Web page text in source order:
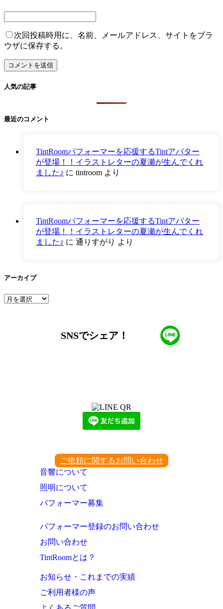
次回投稿時用に、名前、メールアドレス、サイトをブラ
ウザに保存する。
人気の記事
最近のコメント
TintRoomパフォーマーを応援するTintアバター
が登場！！イラストレターの夏瀬が生んでくれ
ました♪ に tintroom より
TintRoomパフォーマーを応援するTintアバター
が登場！！イラストレターの夏瀬が生んでくれ
ました♪ に 通りすがり より
アーカイブ
ア
SNSでシェア！
ご依頼に関するお問い合わせ
音響について
照明について
パフォーマー募集
パフォーマー登録のお問い合わせ
お問い合わせ
TintRoomとは？
お知らせ・これまでの実績
ご利用者様の声